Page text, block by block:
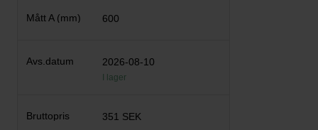
600
2026-08-10
I lager
351 SEK